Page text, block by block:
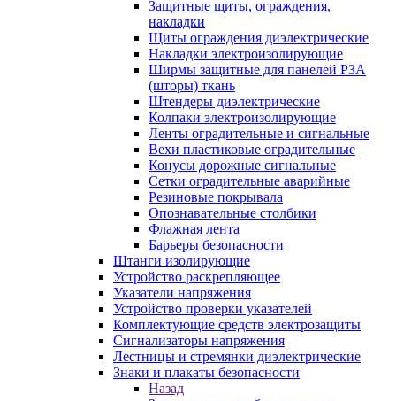
Защитные щиты, ограждения,
накладки
Щиты ограждения диэлектрические
Накладки электроизолирующие
Ширмы защитные для панелей РЗА
(шторы) ткань
Штендеры диэлектрические
Колпаки электроизолирующие
Ленты оградительные и сигнальные
Вехи пластиковые оградительные
Конусы дорожные сигнальные
Сетки оградительные аварийные
Резиновые покрывала
Опознавательные столбики
Флажная лента
Барьеры безопасности
Штанги изолирующие
Устройство раскрепляющее
Указатели напряжения
Устройство проверки указателей
Комплектующие средств электрозащиты
Сигнализаторы напряжения
Лестницы и стремянки диэлектрические
Знаки и плакаты безопасности
Назад